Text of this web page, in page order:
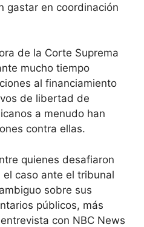
gastar en coordinación
de la Corte Suprema
mucho tiempo
al financiamiento
de libertad de
a menudo han
contra ellas.
quienes desafiaron
caso ante el tribunal
sobre sus
públicos, más
con NBC News